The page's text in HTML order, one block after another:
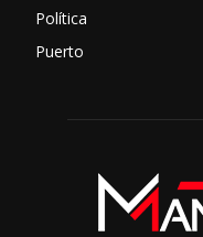
Política
Puerto